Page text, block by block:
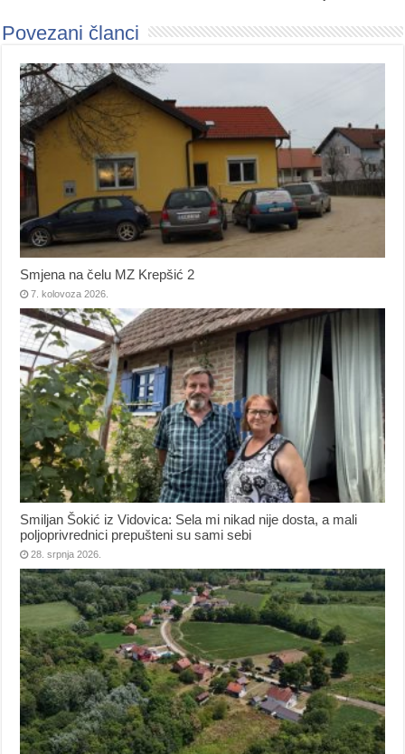
Povezani članci
Smjena na čelu MZ Krepšić 2
7. kolovoza 2026.
Smiljan Šokić iz Vidovica: Sela mi nikad nije dosta, a mali
poljoprivrednici prepušteni su sami sebi
28. srpnja 2026.